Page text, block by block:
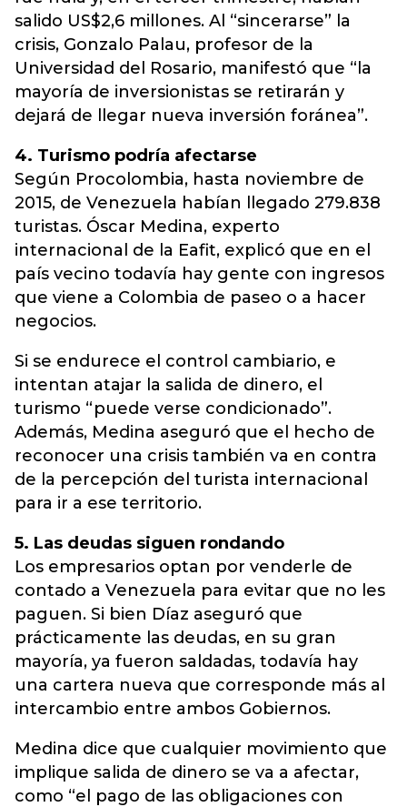
salido US$2,6 millones. Al “sincerarse” la
crisis, Gonzalo Palau, profesor de la
Universidad del Rosario, manifestó que “la
mayoría de inversionistas se retirarán y
dejará de llegar nueva inversión foránea”.
4. Turismo podría afectarse
Según Procolombia, hasta noviembre de
2015, de Venezuela habían llegado 279.838
turistas. Óscar Medina, experto
internacional de la Eafit, explicó que en el
país vecino todavía hay gente con ingresos
que viene a Colombia de paseo o a hacer
negocios.
Si se endurece el control cambiario, e
intentan atajar la salida de dinero, el
turismo “puede verse condicionado”.
Además, Medina aseguró que el hecho de
reconocer una crisis también va en contra
de la percepción del turista internacional
para ir a ese territorio.
5. Las deudas siguen rondando
Los empresarios optan por venderle de
contado a Venezuela para evitar que no les
paguen. Si bien Díaz aseguró que
prácticamente las deudas, en su gran
mayoría, ya fueron saldadas, todavía hay
una cartera nueva que corresponde más al
intercambio entre ambos Gobiernos.
Medina dice que cualquier movimiento que
implique salida de dinero se va a afectar,
como “el pago de las obligaciones con